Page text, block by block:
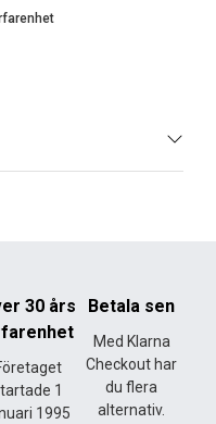
30 års
1
1995
Betala sen
Med Klarna
Checkout har
du flera
alternativ.